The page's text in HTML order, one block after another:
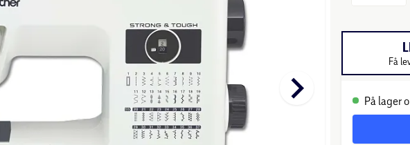
keyboard_arrow_right
Få
På lager